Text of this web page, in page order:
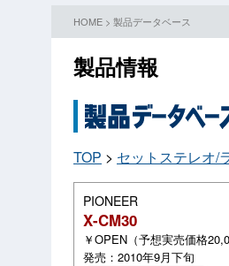
HOME > 製品データベース
製品情報
TOP > セットステレオ/
PIONEER
X-CM30
￥OPEN（予想実売価格
発売：2010年9月下旬